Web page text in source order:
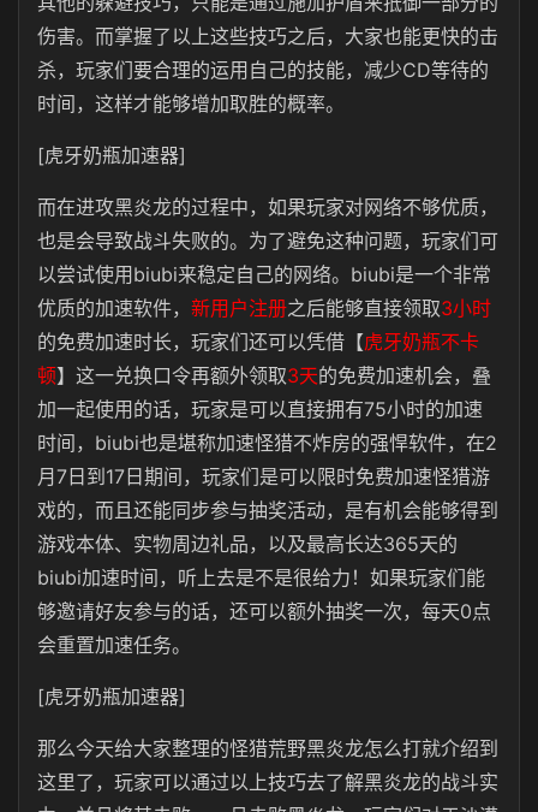
伤害。而掌握了以上这些技巧之后，大家也能更快的击
杀，玩家们要合理的运用自己的技能，减少CD等待的
时间，这样才能够增加取胜的概率。
[虎牙奶瓶加速器]
而在进攻黑炎龙的过程中，如果玩家对网络不够优质，
也是会导致战斗失败的。为了避免这种问题，玩家们可
以尝试使用biubi来稳定自己的网络。biubi是一个非常
优质的加速软件， 新用户注册之后能够直接领取3小时
的免费加速时长，玩家们还可以凭借【虎牙奶瓶不卡
顿】这一兑换口令再额外领取3天的免费加速机会，叠
加一起使用的话，玩家是可以直接拥有75小时的加速
时间，biubi也是堪称加速怪猎不炸房的强悍软件，在2
月7日到17日期间，玩家们是可以限时免费加速怪猎游
戏的，而且还能同步参与抽奖活动，是有机会能够得到
游戏本体、实物周边礼品，以及最高长达365天的
biubi加速时间，听上去是不是很给力！如果玩家们能
够邀请好友参与的话，还可以额外抽奖一次，每天0点
会重置加速任务。
[虎牙奶瓶加速器]
那么今天给大家整理的怪猎荒野黑炎龙怎么打就介绍到
这里了，玩家可以通过以上技巧去了解黑炎龙的战斗实